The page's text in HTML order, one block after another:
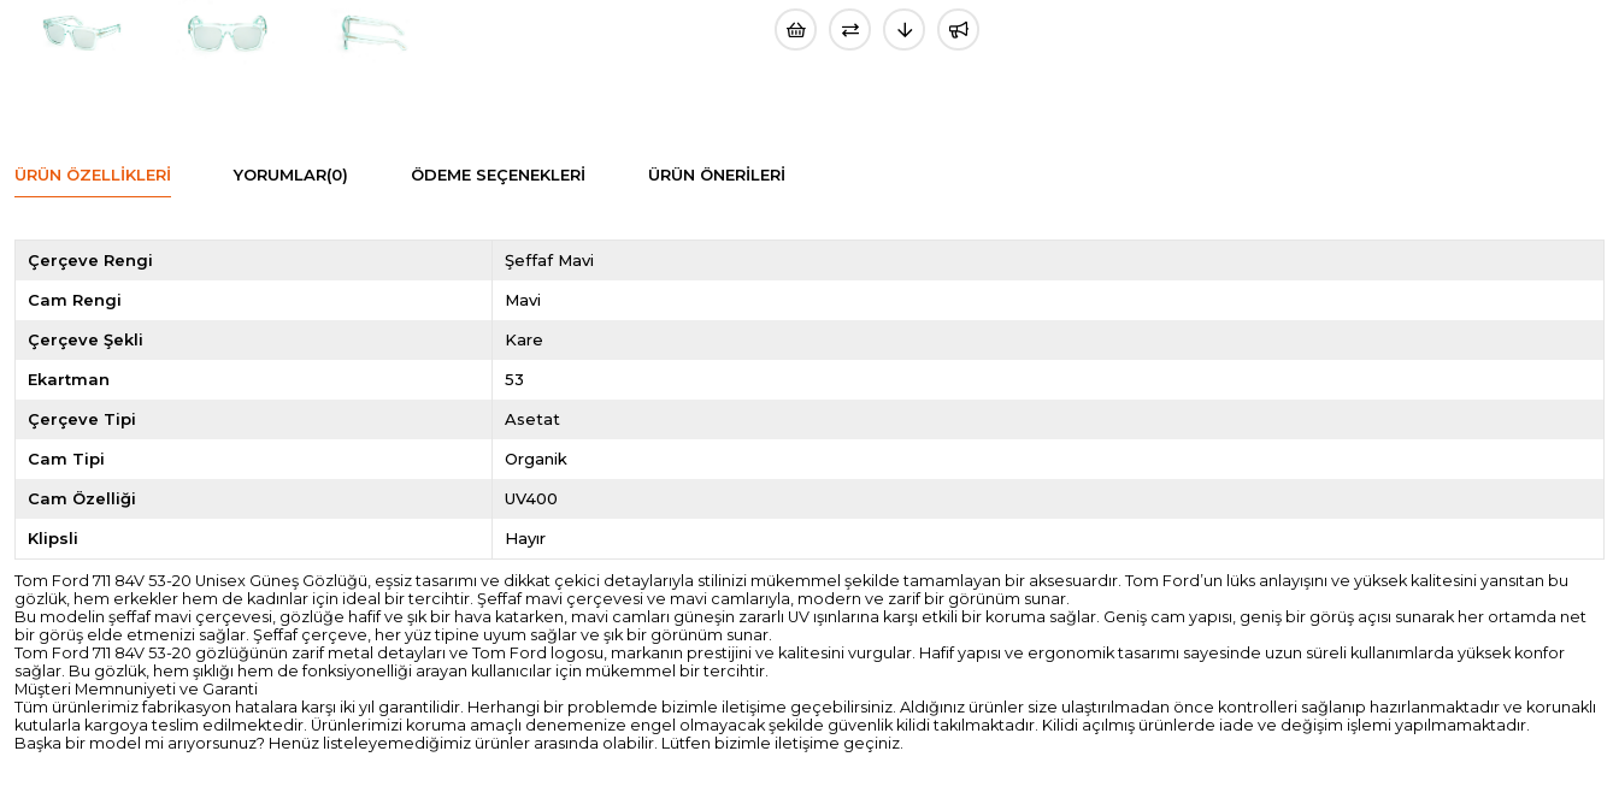
ÜRÜN ÖZELLIKLERI YORUMLAR(0) ÖDEME SEÇENEKLERI ÜRÜN ÖNERILERI
Çerçeve Rengi Şeffaf Mavi
Cam Rengi Mavi
Çerçeve Şekli Kare
Ekartman 53
Çerçeve Tipi Asetat
Cam Tipi Organik
Cam Özelliği UV400
Klipsli Hayır
Tom Ford 711 84V 53-20 Unisex Güneş Gözlüğü, eşsiz tasarımı ve dikkat çekici detaylarıyla stilinizi mükemmel şekilde tamamlayan bir aksesuardır. Tom Ford’un lüks anlayışını ve yüksek kalitesini yansıtan bu
gözlük, hem erkekler hem de kadınlar için ideal bir tercihtir. Şeffaf mavi çerçevesi ve mavi camlarıyla, modern ve zarif bir görünüm sunar.
Bu modelin şeffaf mavi çerçevesi, gözlüğe hafif ve şık bir hava katarken, mavi camları güneşin zararlı UV ışınlarına karşı etkili bir koruma sağlar. Geniş cam yapısı, geniş bir görüş açısı sunarak her ortamda net
bir görüş elde etmenizi sağlar. Şeffaf çerçeve, her yüz tipine uyum sağlar ve şık bir görünüm sunar.
Tom Ford 711 84V 53-20 gözlüğünün zarif metal detayları ve Tom Ford logosu, markanın prestijini ve kalitesini vurgular. Hafif yapısı ve ergonomik tasarımı sayesinde uzun süreli kullanımlarda yüksek konfor
sağlar. Bu gözlük, hem şıklığı hem de fonksiyonelliği arayan kullanıcılar için mükemmel bir tercihtir.
Müşteri Memnuniyeti ve Garanti
Tüm ürünlerimiz fabrikasyon hatalara karşı iki yıl garantilidir. Herhangi bir problemde bizimle iletişime geçebilirsiniz. Aldığınız ürünler size ulaştırılmadan önce kontrolleri sağlanıp hazırlanmaktadır ve korunaklı
kutularla kargoya teslim edilmektedir. Ürünlerimizi koruma amaçlı denemenize engel olmayacak şekilde güvenlik kilidi takılmaktadır. Kilidi açılmış ürünlerde iade ve değişim işlemi yapılmamaktadır.
Başka bir model mi arıyorsunuz? Henüz listeleyemediğimiz ürünler arasında olabilir. Lütfen bizimle iletişime geçiniz.